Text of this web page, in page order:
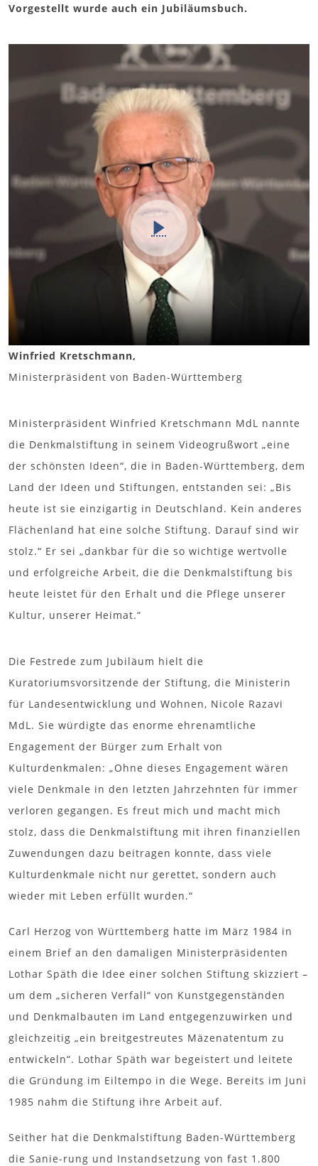
Vorgestellt wurde auch ein Jubiläumsbuch.
Winfried Kretschmann,
Ministerpräsident von Baden-Württemberg
Ministerpräsident Winfried Kretschmann MdL nannte
die Denkmalstiftung in seinem Videogrußwort „eine
der schönsten Ideen“, die in Baden-Württemberg, dem
Land der Ideen und Stiftungen, entstanden sei: „Bis
heute ist sie einzigartig in Deutschland. Kein anderes
Flächenland hat eine solche Stiftung. Darauf sind wir
stolz.“ Er sei „dankbar für die so wichtige wertvolle
und erfolgreiche Arbeit, die die Denkmalstiftung bis
heute leistet für den Erhalt und die Pflege unserer
Kultur, unserer Heimat.“
Die Festrede zum Jubiläum hielt die
Kuratoriumsvorsitzende der Stiftung, die Ministerin
für Landesentwicklung und Wohnen, Nicole Razavi
MdL. Sie würdigte das enorme ehrenamtliche
Engagement der Bürger zum Erhalt von
Kulturdenkmalen: „Ohne dieses Engagement wären
viele Denkmale in den letzten Jahrzehnten für immer
verloren gegangen. Es freut mich und macht mich
stolz, dass die Denkmalstiftung mit ihren finanziellen
Zuwendungen dazu beitragen konnte, dass viele
Kulturdenkmale nicht nur gerettet, sondern auch
wieder mit Leben erfüllt wurden.“
Carl Herzog von Württemberg hatte im März 1984 in
einem Brief an den damaligen Ministerpräsidenten
Lothar Späth die Idee einer solchen Stiftung skizziert –
um dem „sicheren Verfall“ von Kunstgegenständen
und Denkmalbauten im Land entgegenzuwirken und
gleichzeitig „ein breitgestreutes Mäzenatentum zu
entwickeln“. Lothar Späth war begeistert und leitete
die Gründung im Eiltempo in die Wege. Bereits im Juni
1985 nahm die Stiftung ihre Arbeit auf.
Seither hat die Denkmalstiftung Baden-Württemberg
die Sanie-rung und Instandsetzung von fast 1.800